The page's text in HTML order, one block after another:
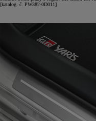
[katalog. č. PW382-0D011]